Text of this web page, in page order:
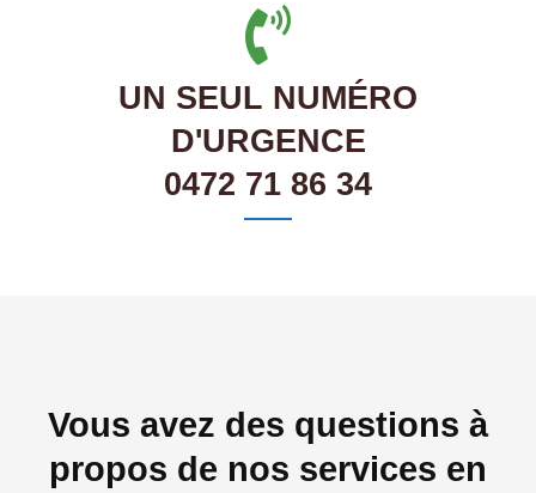
UN SEUL NUMÉRO
D'URGENCE
0472 71 86 34
Vous avez des questions à
propos de nos services en